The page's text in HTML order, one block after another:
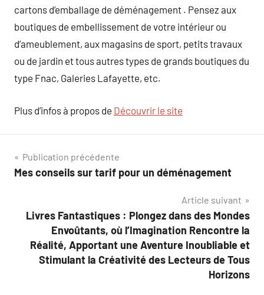
cartons d’emballage de déménagement . Pensez aux
boutiques de embellissement de votre intérieur ou
d’ameublement, aux magasins de sport, petits travaux
ou de jardin et tous autres types de grands boutiques du
type Fnac, Galeries Lafayette, etc.
Plus d’infos à propos de Découvrir le site
Navigation
de
Publication précédente
Mes conseils sur tarif pour un déménagement
Article suivant
Livres Fantastiques : Plongez dans des Mondes
Envoûtants, où l’Imagination Rencontre la
Réalité, Apportant une Aventure Inoubliable et
Stimulant la Créativité des Lecteurs de Tous
Horizons